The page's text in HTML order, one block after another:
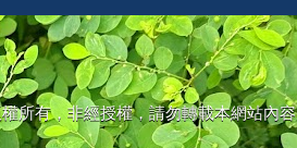
所有，非經授權，請勿轉載本網站內容